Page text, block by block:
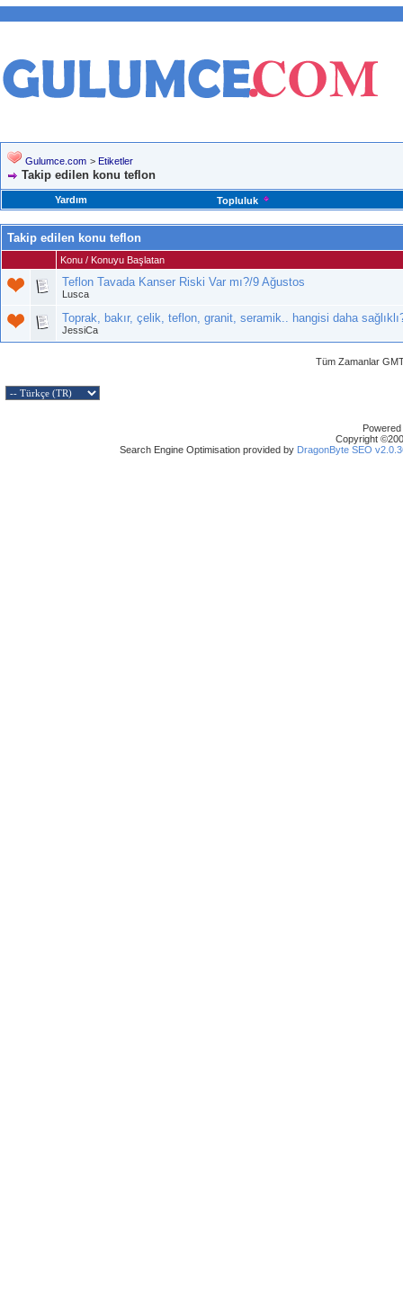
Gulumce.com > Etiketler
Takip edilen konu teflon
Yardım Topluluk
Takip edilen konu teflon
Konu / Konuyu Başlatan
Teflon Tavada Kanser Riski Var mı?/9 Ağustos
Lusca
Toprak, bakır, çelik, teflon, granit, seramik.. hangisi daha
JessiCa
Tüm Zamanlar
Copyright
Search Engine Optimisation provided by DragonByte SEO